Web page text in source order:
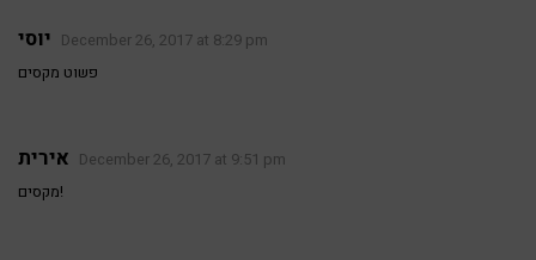
יוסי December 26, 2017 at 8:29 pm
פשוט מקסים
אירית December 26, 2017 at 9:51 pm
מקסים!